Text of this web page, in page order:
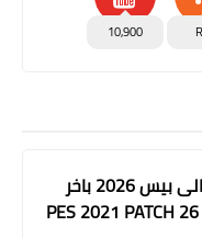
10,900
تحويل بيس 2021 الى بيس 2026 باخر
الانتقالات الصيفية PES 2021 PATCH 26